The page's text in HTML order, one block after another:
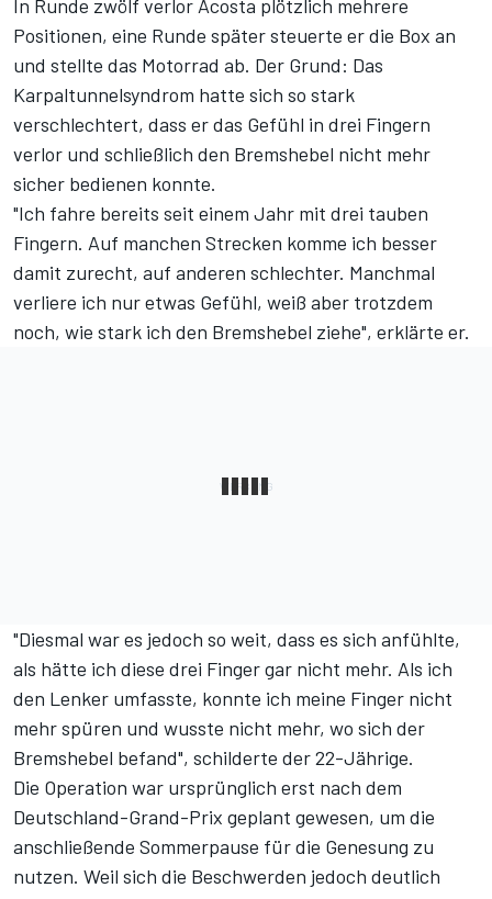
In Runde zwölf verlor Acosta plötzlich mehrere
Positionen, eine Runde später steuerte er die Box an
und stellte das Motorrad ab. Der Grund: Das
Karpaltunnelsyndrom hatte sich so stark
verschlechtert, dass er das Gefühl in drei Fingern
verlor und schließlich den Bremshebel nicht mehr
sicher bedienen konnte.
"Ich fahre bereits seit einem Jahr mit drei tauben
Fingern. Auf manchen Strecken komme ich besser
damit zurecht, auf anderen schlechter. Manchmal
verliere ich nur etwas Gefühl, weiß aber trotzdem
noch, wie stark ich den Bremshebel ziehe", erklärte er.
"Diesmal war es jedoch so weit, dass es sich anfühlte,
als hätte ich diese drei Finger gar nicht mehr. Als ich
den Lenker umfasste, konnte ich meine Finger nicht
mehr spüren und wusste nicht mehr, wo sich der
Bremshebel befand", schilderte der 22-Jährige.
Die Operation war ursprünglich erst nach dem
Deutschland-Grand-Prix geplant gewesen, um die
anschließende Sommerpause für die Genesung zu
nutzen. Weil sich die Beschwerden jedoch deutlich